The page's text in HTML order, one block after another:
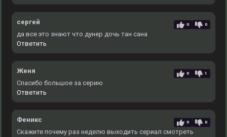
сергей 0 0
да все это знают что дунер дочь тан сана
Ответить
Женя 0 1
Спасибо большое за серию
Ответить
Феникс 0 0
Скажите почему раз неделю выходить сериал смотреть